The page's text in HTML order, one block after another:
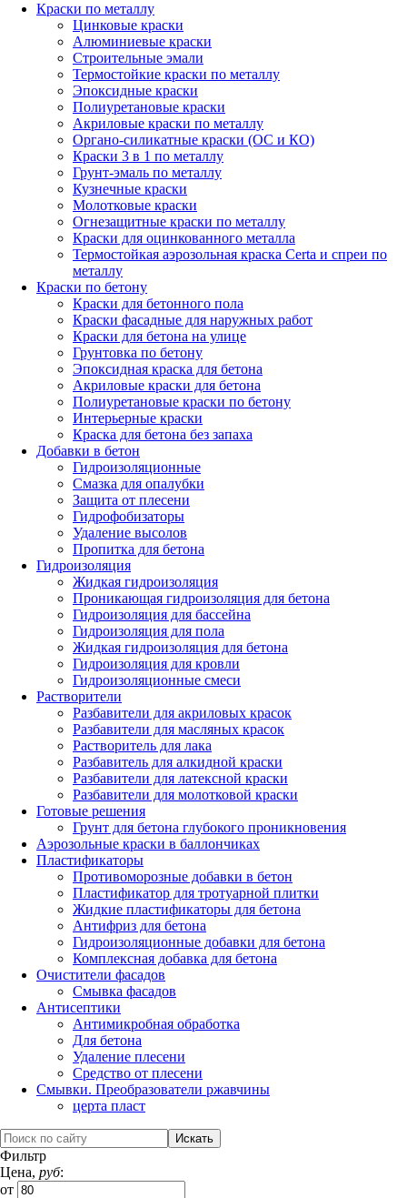
Краски по металлу
Цинковые краски
Алюминиевые краски
Строительные эмали
Термостойкие краски по металлу
Эпоксидные краски
Полиуретановые краски
Акриловые краски по металлу
Органо-силикатные краски (ОС и КО)
Краски 3 в 1 по металлу
Грунт-эмаль по металлу
Кузнечные краски
Молотковые краски
Огнезащитные краски по металлу
Краски для оцинкованного металла
Термостойкая аэрозольная краска Certa и спреи по
металлу
Краски по бетону
Краски для бетонного пола
Краски фасадные для наружных работ
Краски для бетона на улице
Грунтовка по бетону
Эпоксидная краска для бетона
Акриловые краски для бетона
Полиуретановые краски по бетону
Интерьерные краски
Краска для бетона без запаха
Добавки в бетон
Гидроизоляционные
Смазка для опалубки
Защита от плесени
Гидрофобизаторы
Удаление высолов
Пропитка для бетона
Гидроизоляция
Жидкая гидроизоляция
Проникающая гидроизоляция для бетона
Гидроизоляция для бассейна
Гидроизоляция для пола
Жидкая гидроизоляция для бетона
Гидроизоляция для кровли
Гидроизоляционные смеси
Растворители
Разбавители для акриловых красок
Разбавители для масляных красок
Растворитель для лака
Разбавитель для алкидной краски
Разбавители для латексной краски
Разбавители для молотковой краски
Готовые решения
Грунт для бетона глубокого проникновения
Аэрозольные краски в баллончиках
Пластификаторы
Противоморозные добавки в бетон
Пластификатор для тротуарной плитки
Жидкие пластификаторы для бетона
Антифриз для бетона
Гидроизоляционные добавки для бетона
Комплексная добавка для бетона
Очистители фасадов
Смывка фасадов
Антисептики
Антимикробная обработка
Для бетона
Удаление плесени
Средство от плесени
Смывки. Преобразователи ржавчины
церта пласт
Фильтр
Цена, руб:
от